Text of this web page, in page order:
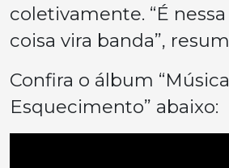
coletivamente. “É
coisa vira banda”,
Confira o álbum
Esquecimento” abaixo: